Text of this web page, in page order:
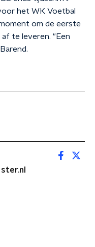
het WK Voetbal
om de eerste
te leveren. "Een